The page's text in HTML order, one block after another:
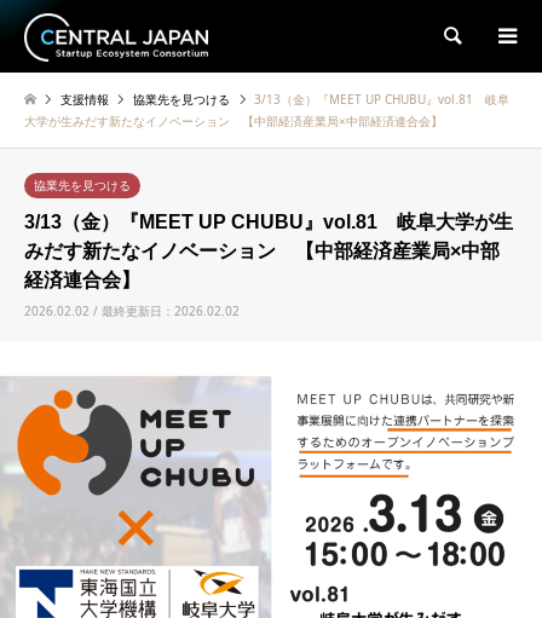
検索
支援情報 協業先を見つける
3/13（金）『MEET UP CHUBU』vol.81 岐阜
大学が生みだす新たなイノベーション 【中部経済産業局×中部経済連合会】
協業先を見つける
3/13（金）『MEET UP CHUBU』vol.81 岐阜大学が生
みだす新たなイノベーション 【中部経済産業局×中部
経済連合会】
2026.02.02 / 最終更新日：2026.02.02